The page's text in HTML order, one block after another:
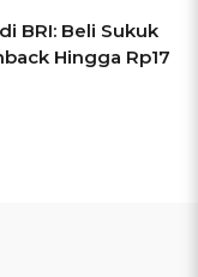
BRI: Beli Sukuk
Hingga Rp17